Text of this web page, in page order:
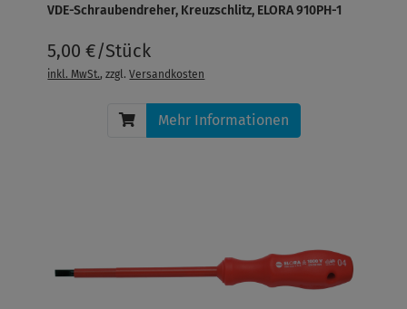
VDE-Schraubendreher, Kreuzschlitz, ELORA 910PH-1
5,00 €/Stück
inkl. MwSt., zzgl.Versandkosten
Mehr Informationen